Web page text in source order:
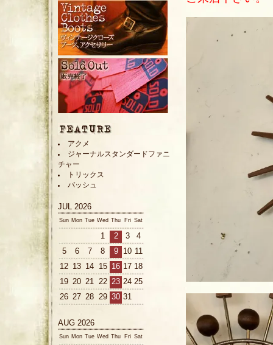
アクメ
ジャーナルスタンダードファニ
チャー
トリックス
バッシュ
JUL 2026
Sun Mon Tue Wed Thu Fri Sat
1 2 3
4
5
6 7 8 9 10 11
12 13 14 15 16 17 18
19 20 21 22 23 24 25
26 27 28 29 30 31
AUG 2026
Sun Mon Tue Wed Thu Fri Sat